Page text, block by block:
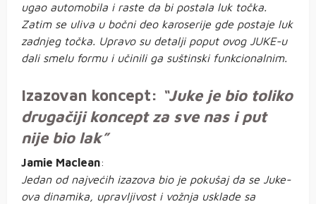
ugao automobila i raste da bi postala luk točka.
Zatim se uliva u bočni deo karoserije gde postaje luk
zadnjeg točka. Upravo su detalji poput ovog JUKE-u
dali smelu formu i učinili ga suštinski funkcionalnim.
Izazovan koncept: “Juke je bio toliko
drugačiji koncept za sve nas i put
nije bio lak”
Jamie Maclean:
Jedan od najvećih izazova bio je pokušaj da se Juke-
ova dinamika, upravljivost i vožnja usklade sa